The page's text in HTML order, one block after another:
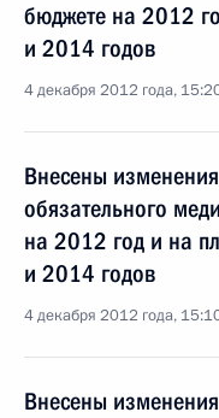
бюджете на 2012
и 2014 годов
4 декабря 2012 года,
Внесены
обязательного
на 2012 год и на
и 2014 годов
4 декабря 2012 года,
Внесены